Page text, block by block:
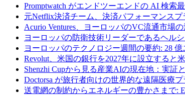
Promptwatch がエンドツーエンドの AI 検索
元Netflix決済チーム、決済パフォーマンス
Acurio Ventures、ヨーロッパのVC流通市場
ヨーロッパの防衛技術リーダーであるヘル
ヨーロッパのテクノロジー週間の要約: 28
Revolut、米国の銀行を2027年に設立すると
Shenzhi Cupから見る産業AIの現在地：実証
Doctorsa が旅行者向けの世界的な遠隔医療
送電網の制約からエネルギーの豊かさまで: